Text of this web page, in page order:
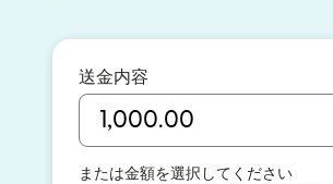
送金内容
または金額を選択してください